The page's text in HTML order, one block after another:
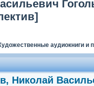
аудиокниги и
Николай